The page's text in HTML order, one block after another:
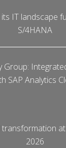
IT landscape
S/4HANA
Group:
SAP Analytics
transformation
2026